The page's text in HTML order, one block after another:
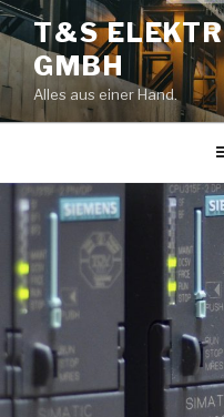
Zum
Inhalt
springen
T&S
GMBH
Alles aus einer Hand.